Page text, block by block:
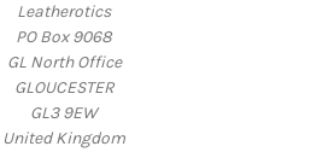
Leatherotics
PO Box 9068
GL North Office
GLOUCESTER
GL3 9EW
United Kingdom